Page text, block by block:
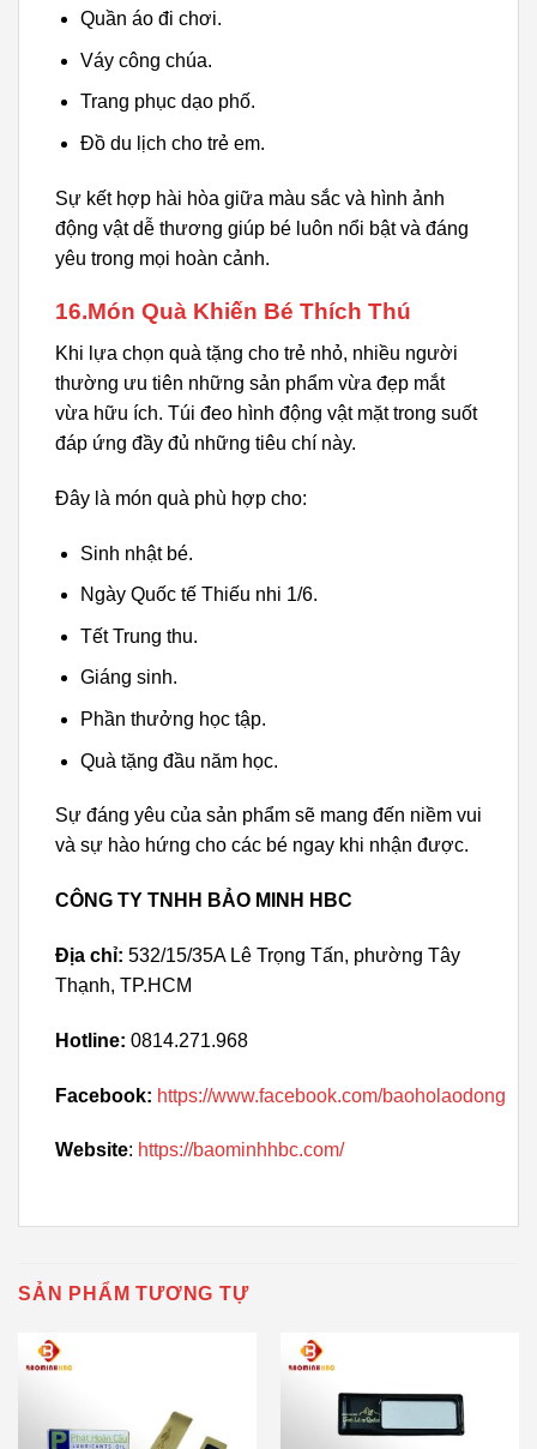
Quần áo đi chơi.
Váy công chúa.
Trang phục dạo phố.
Đồ du lịch cho trẻ em.
Sự kết hợp hài hòa giữa màu sắc và hình ảnh
động vật dễ thương giúp bé luôn nổi bật và đáng
yêu trong mọi hoàn cảnh.
16.Món Quà Khiến Bé Thích Thú
Khi lựa chọn quà tặng cho trẻ nhỏ, nhiều người
thường ưu tiên những sản phẩm vừa đẹp mắt
vừa hữu ích. Túi đeo hình động vật mặt trong suốt
đáp ứng đầy đủ những tiêu chí này.
Đây là món quà phù hợp cho:
Sinh nhật bé.
Ngày Quốc tế Thiếu nhi 1/6.
Tết Trung thu.
Giáng sinh.
Phần thưởng học tập.
Quà tặng đầu năm học.
Sự đáng yêu của sản phẩm sẽ mang đến niềm vui
và sự hào hứng cho các bé ngay khi nhận được.
CÔNG TY TNHH BẢO MINH HBC
Địa chỉ: 532/15/35A Lê Trọng Tấn, phường Tây
Thạnh, TP.HCM
Hotline: 0814.271.968
Facebook: https://www.facebook.com/baoholaodong
Website: https://baominhhbc.com/
SẢN PHẨM TƯƠNG TỰ